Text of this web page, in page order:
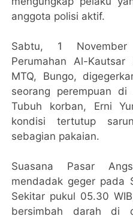
anggota polisi aktif.
Sabtu, 1
Perumahan Al-Kautsar
MTQ, Bungo,
seorang perempuan di
Tubuh korban, Erni
kondisi tertutup
sebagian pakaian.
Suasana Pasar
mendadak geger pada
Sekitar pukul 05.30
bersimbah darah di